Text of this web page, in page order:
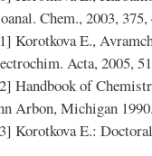
Chem., 2003, 375,
Korotkova E.,
Acta, 2005,
Handbook of
Arbon, Michigan
Korotkova E.: